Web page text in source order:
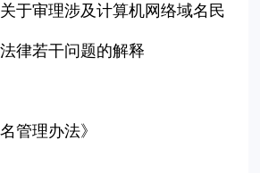
关于审理涉及计算机网络域名民
律若干问题的解释
管理办法》